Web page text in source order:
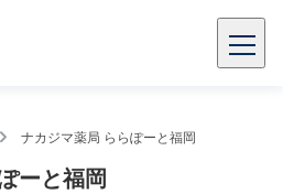
ナカジマ薬局 ららぽーと福岡
ーと福岡